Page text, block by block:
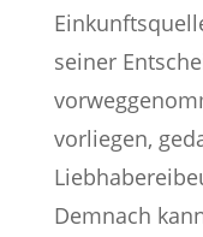
seiner
vorliegen,
Demnach